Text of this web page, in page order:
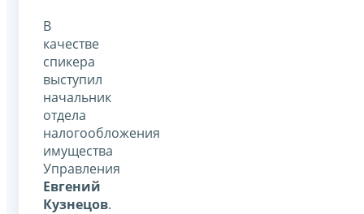
В
качестве
спикера
выступил
начальник
отдела
налогообложения
имущества
Управления
Евгений
Кузнецов.